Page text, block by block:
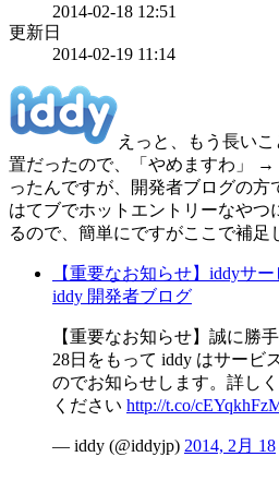
2014-02-18 12:51
更新日
2014-02-19 11:14
えっと、もう長い
置だったので、「やめますわ」 →
ったんですが、開発者ブログの
はてブでホットエントリーなやつ
るので、簡単にですがここで補足
【重要なお知らせ】iddyサ
iddy 開発者ブログ
【重要なお知らせ】誠に勝
28日をもって iddy はサービ
のでお知らせします。詳し
ください http://t.co/
— iddy (@iddyjp) 2014, 2月 18